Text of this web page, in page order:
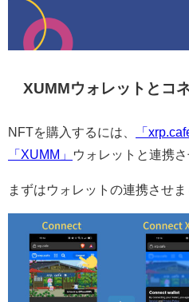
XUMMウォレットとコ
NFTを購入するには、 「
「XUMM」
ウォレットと連携
まずはウォレットの連携させま